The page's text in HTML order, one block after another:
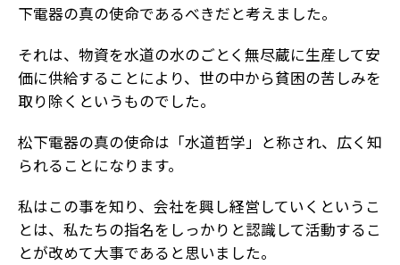
下電器の真の使命であるべきだと考えました。
それは、物資を水道の水のごとく無尽蔵に生産して安
価に供給することにより、世の中から貧困の苦しみを
取り除くというものでした。
松下電器の真の使命は「水道哲学」と称され、広く知
られることになります。
私はこの事を知り、会社を興し経営していくというこ
とは、私たちの指名をしっかりと認識して活動するこ
とが改めて大事であると思いました。